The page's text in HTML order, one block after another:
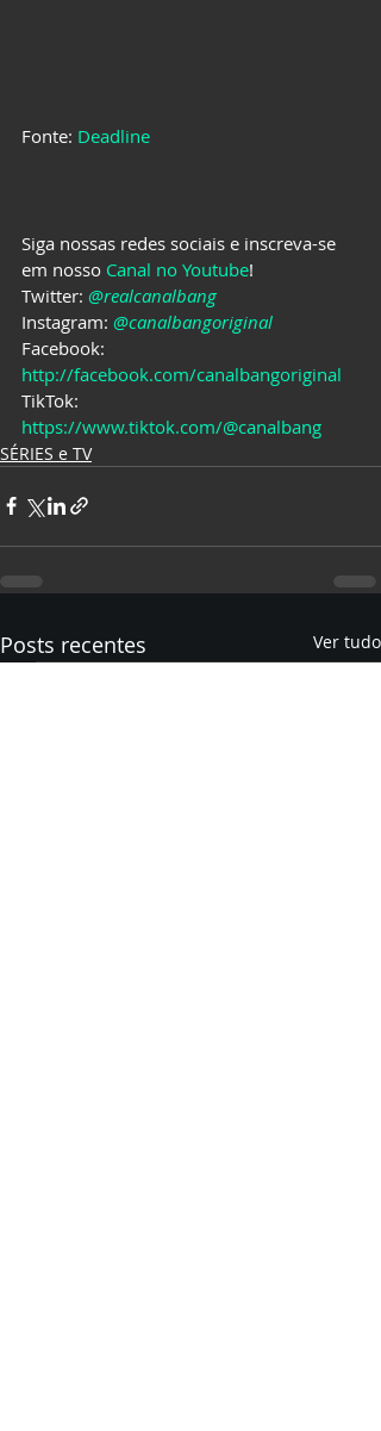
Fonte: Deadline
Siga nossas redes sociais e inscreva-se
em nosso Canal no Youtube!
Twitter: @realcanalbang
Instagram: @canalbangoriginal
http://facebook.com/canalbangoriginal
https://www.tiktok.com/@canalbang
SÉRIES e TV
Posts recentes Ver tudo